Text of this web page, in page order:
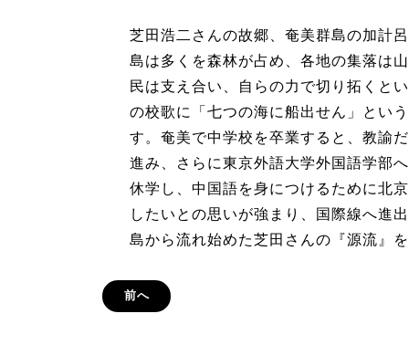
芝田浩二さんの故郷、奄美群島の加計
島は多くを森林が占め、各地の集落は
民は支え合い、自らの力で切り拓くと
の校歌に「七つの海に船出せん」とい
す。奄美で中学校を卒業すると、教諭
進み、さらに東京外語大学外国語学部
休学し、中国語を身につけるために北
したいとの思いが強まり、国際線へ進
島から流れ始めた芝田さんの『源流』
前へ